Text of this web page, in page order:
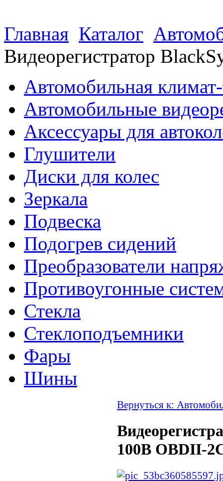
Главная Каталог
Видеорегистратор
Автомобильная
Автомобильные
Аксессуары для
Глушители
Диски для колес
Зеркала
Подвеска
Подогрев сидений
Преобразователи
Противоугонные
Стекла
Стеклоподъемники
Фары
Шины
Вернуться к:
100B OBDII-